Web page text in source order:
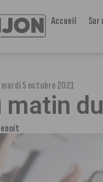
Accueil Sur
5 octobre 2021
matin